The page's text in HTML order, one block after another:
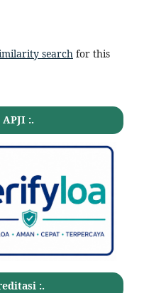
searchfor this
:.
:.